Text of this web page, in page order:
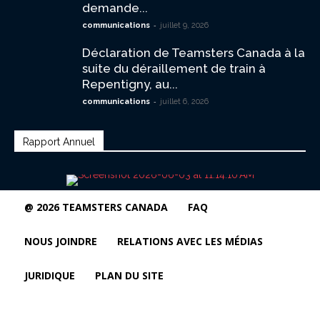
demande...
communications - juillet 9, 2026
Déclaration de Teamsters Canada à la
suite du déraillement de train à
Repentigny, au...
communications - juillet 6, 2026
Rapport Annuel
@ 2026 TEAMSTERS CANADA FAQ
NOUS JOINDRE RELATIONS AVEC LES MÉDIAS
JURIDIQUE PLAN DU SITE